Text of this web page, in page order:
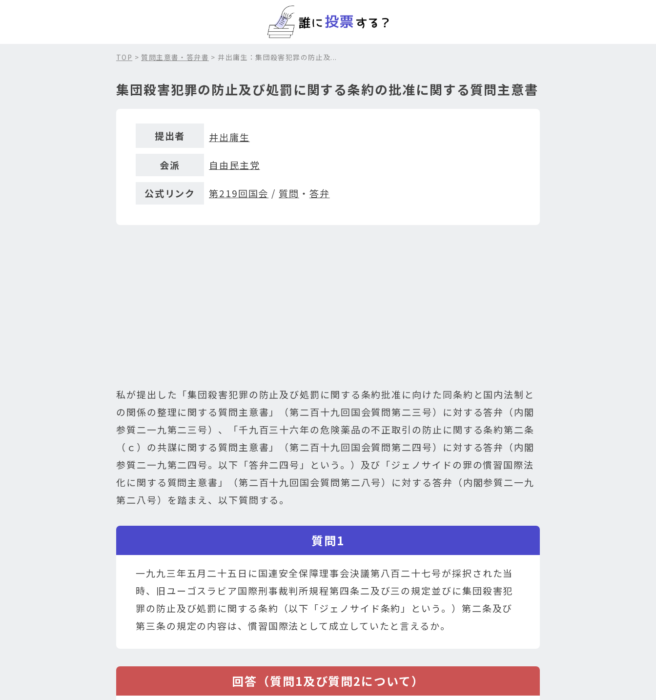
TOP > 質問主意書・答弁書 > 井出庸生：集団殺害犯罪の防止及...
集団殺害犯罪の防止及び処罰に関する条約の批准に関する質問主意書
提出者 井出庸生
会派 自由民主党
公式リンク 第219回国会 / 質問 ・ 答弁
私が提出した「集団殺害犯罪の防止及び処罰に関する条約批准に向けた同条約と国内法制と
の関係の整理に関する質問主意書」（第二百十九回国会質問第二三号）に対する答弁（内閣
参質二一九第二三号）、「千九百三十六年の危険薬品の不正取引の防止に関する条約第二条
（ｃ）の共謀に関する質問主意書」（第二百十九回国会質問第二四号）に対する答弁（内閣
参質二一九第二四号。以下「答弁二四号」という。）及び「ジェノサイドの罪の慣習国際法
化に関する質問主意書」（第二百十九回国会質問第二八号）に対する答弁（内閣参質二一九
第二八号）を踏まえ、以下質問する。
質問1
一九九三年五月二十五日に国連安全保障理事会決議第八百二十七号が採択された当
時、旧ユーゴスラビア国際刑事裁判所規程第四条二及び三の規定並びに集団殺害犯
罪の防止及び処罰に関する条約（以下「ジェノサイド条約」という。）第二条及び
第三条の規定の内容は、慣習国際法として成立していたと言えるか。
回答（質問1及び質問2について）